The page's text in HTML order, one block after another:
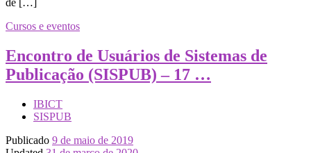
de […]
Cursos e eventos
Encontro de Usuários de Sistemas de
Publicação (SISPUB) – 17 …
IBICT
SISPUB
Publicado 9 de maio de 2019